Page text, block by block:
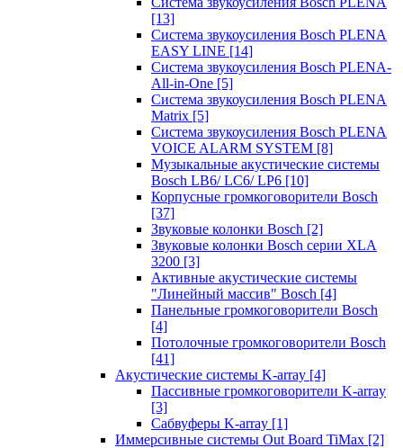
[13]
Система звукоусиления Bosch PLENA
EASY LINE [14]
Система звукоусиления Bosch PLENA-
All-in-One [5]
Система звукоусиления Bosch PLENA
Matrix [5]
Система звукоусиления Bosch PLENA
VOICE ALARM SYSTEM [8]
Музыкальные акустические системы
Bosch LB6/ LC6/ LP6 [10]
Корпусные громкоговорители Bosch
[37]
Звуковые колонки Bosch [2]
Звуковые колонки Bosch серии XLA
3200 [3]
Активные акустические системы
"Линейный массив" Bosch [4]
Панельные громкоговорители Bosch
[4]
Потолочные громкоговорители Bosch
[41]
Акустические системы K-array [4]
Пассивные громкоговорители K-array
[3]
Сабвуферы K-array [1]
Иммерсивные системы Out Board TiMax [2]